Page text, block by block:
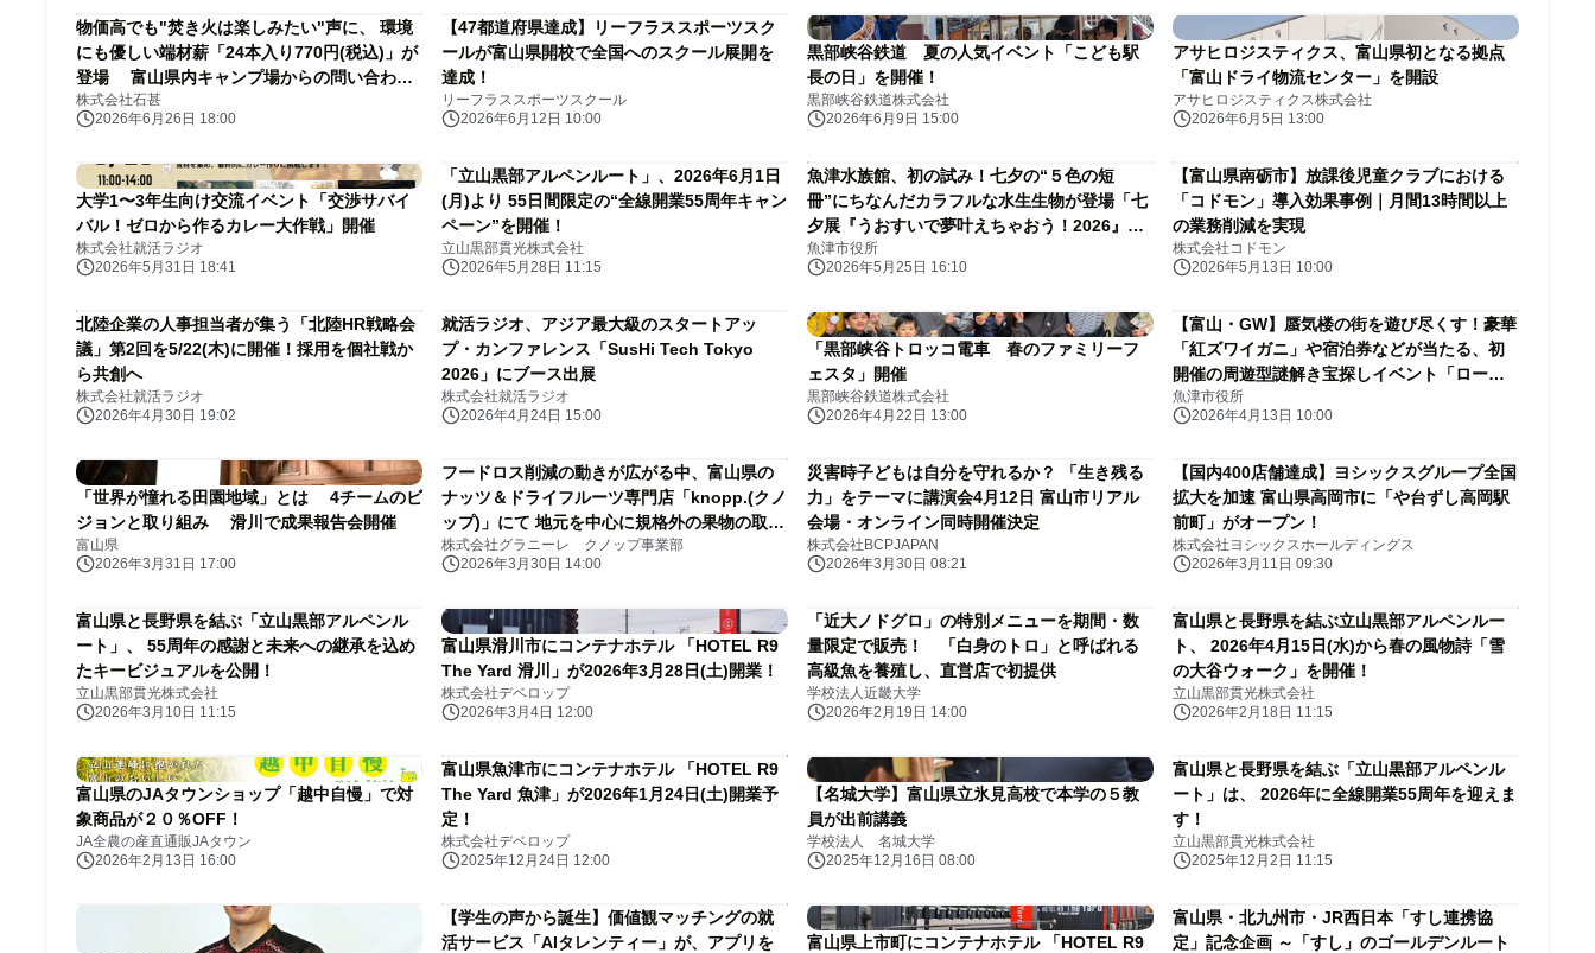
物価高でも"焚き火は楽しみたい"声に、 環境
にも優しい端材薪「24本入り770円(税込)」が
登場 富山県内キャンプ場からの問い合わせ
が前年同期比3倍に
株式会社石甚
2026年6月26日 18:00
【47都道府県達成】リーフラススポーツスク
ールが富山県開校で全国へのスクール展開を
達成！
リーフラススポーツスクール
2026年6月12日 10:00
黒部峡谷鉄道 夏の人気イベント「こども駅
長の日」を開催！
黒部峡谷鉄道株式会社
2026年6月9日 15:00
アサヒロジスティクス、富山県初となる拠点
「富山ドライ物流センター」を開設
アサヒロジスティクス株式会社
2026年6月5日 13:00
大学1〜3年生向け交流イベント「交渉サバイ
バル！ゼロから作るカレー大作戦」開催
株式会社就活ラジオ
2026年5月31日 18:41
「立山黒部アルペンルート」、2026年6月1日
(月)より 55日間限定の“全線開業55周年キャン
ペーン”を開催！
立山黒部貫光株式会社
2026年5月28日 11:15
魚津水族館、初の試み！七夕の“５色の短
冊”にちなんだカラフルな水生生物が登場「七
夕展『うおすいで夢叶えちゃおう！2026』」
を6月1日より開催！
魚津市役所
2026年5月25日 16:10
【富山県南砺市】放課後児童クラブにおける
「コドモン」導入効果事例｜月間13時間以上
の業務削減を実現
株式会社コドモン
2026年5月13日 10:00
北陸企業の人事担当者が集う「北陸HR戦略会
議」第2回を5/22(木)に開催！採用を個社戦か
ら共創へ
株式会社就活ラジオ
2026年4月30日 19:02
就活ラジオ、アジア最大級のスタートアッ
プ・カンファレンス「SusHi Tech Tokyo
2026」にブース出展
株式会社就活ラジオ
2026年4月24日 15:00
「黒部峡谷トロッコ電車 春のファミリーフ
ェスタ」開催
黒部峡谷鉄道株式会社
2026年4月22日 13:00
【富山・GW】蜃気楼の街を遊び尽くす！豪華
「紅ズワイガニ」や宿泊券などが当たる、初
開催の周遊型謎解き宝探しイベント「ロー
ド・オブ・ザ・蜃気楼」。魚津の観光資源を
活かした”親子で学べる”新体験が4/24始動
魚津市役所
2026年4月13日 10:00
「世界が憧れる田園地域」とは 4チームのビ
ジョンと取り組み 滑川で成果報告会開催
富山県
2026年3月31日 17:00
フードロス削減の動きが広がる中、富山県の
ナッツ＆ドライフルーツ専門店「knopp.(クノ
ップ)」にて 地元を中心に規格外の果物の取り
扱い品目が約140％に増加
株式会社グラニーレ クノップ事業部
2026年3月30日 14:00
災害時子どもは自分を守れるか？ 「生き残る
力」をテーマに講演会4月12日 富山市リアル
会場・オンライン同時開催決定
株式会社BCPJAPAN
2026年3月30日 08:21
【国内400店舗達成】ヨシックスグループ全国
拡大を加速 富山県高岡市に「や台ずし高岡駅
前町」がオープン！
株式会社ヨシックスホールディングス
2026年3月11日 09:30
富山県と長野県を結ぶ「立山黒部アルペンル
ート」、 55周年の感謝と未来への継承を込め
たキービジュアルを公開！
立山黒部貫光株式会社
2026年3月10日 11:15
富山県滑川市にコンテナホテル 「HOTEL R9
The Yard 滑川」が2026年3月28日(土)開業！
株式会社デベロップ
2026年3月4日 12:00
「近大ノドグロ」の特別メニューを期間・数
量限定で販売！ 「白身のトロ」と呼ばれる
高級魚を養殖し、直営店で初提供
学校法人近畿大学
2026年2月19日 14:00
富山県と長野県を結ぶ立山黒部アルペンルー
ト、 2026年4月15日(水)から春の風物詩「雪
の大谷ウォーク」を開催！
立山黒部貫光株式会社
2026年2月18日 11:15
富山県のJAタウンショップ「越中自慢」で対
象商品が２０％OFF！
JA全農の産直通販JAタウン
2026年2月13日 16:00
富山県魚津市にコンテナホテル 「HOTEL R9
The Yard 魚津」が2026年1月24日(土)開業予
定！
株式会社デベロップ
2025年12月24日 12:00
【名城大学】富山県立氷見高校で本学の５教
員が出前講義
学校法人 名城大学
2025年12月16日 08:00
富山県と長野県を結ぶ「立山黒部アルペンル
ート」は、 2026年に全線開業55周年を迎えま
す！
立山黒部貫光株式会社
2025年12月2日 11:15
【学生の声から誕生】価値観マッチングの就
活サービス「AIタレンティー」が、アプリを
富山県上市町にコンテナホテル 「HOTEL R9
富山県・北九州市・JR西日本「すし連携協
定」記念企画 ～「すし」のゴールデンルート